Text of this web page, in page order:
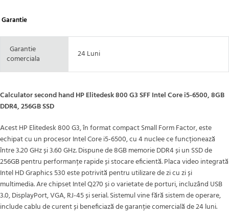
Garantie
Garantie
comerciala
24 Luni
Calculator second hand HP Elitedesk 800 G3 SFF Intel Core i5-6500, 8GB
DDR4, 256GB SSD
Acest HP Elitedesk 800 G3, în format compact Small Form Factor, este
echipat cu un procesor Intel Core i5-6500, cu 4 nuclee ce funcționează
între 3.20 GHz și 3.60 GHz. Dispune de 8GB memorie DDR4 și un SSD de
256GB pentru performanțe rapide și stocare eficientă. Placa video integrată
Intel HD Graphics 530 este potrivită pentru utilizare de zi cu zi și
multimedia. Are chipset Intel Q270 și o varietate de porturi, incluzând USB
3.0, DisplayPort, VGA, RJ-45 și serial. Sistemul vine fără sistem de operare,
include cablu de curent și beneficiază de garanție comercială de 24 luni.